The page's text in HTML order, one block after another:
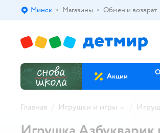
Выбор адреса доставки.
Минск Магазины Обмен и возврат
Акции
Главная Игрушки и игры